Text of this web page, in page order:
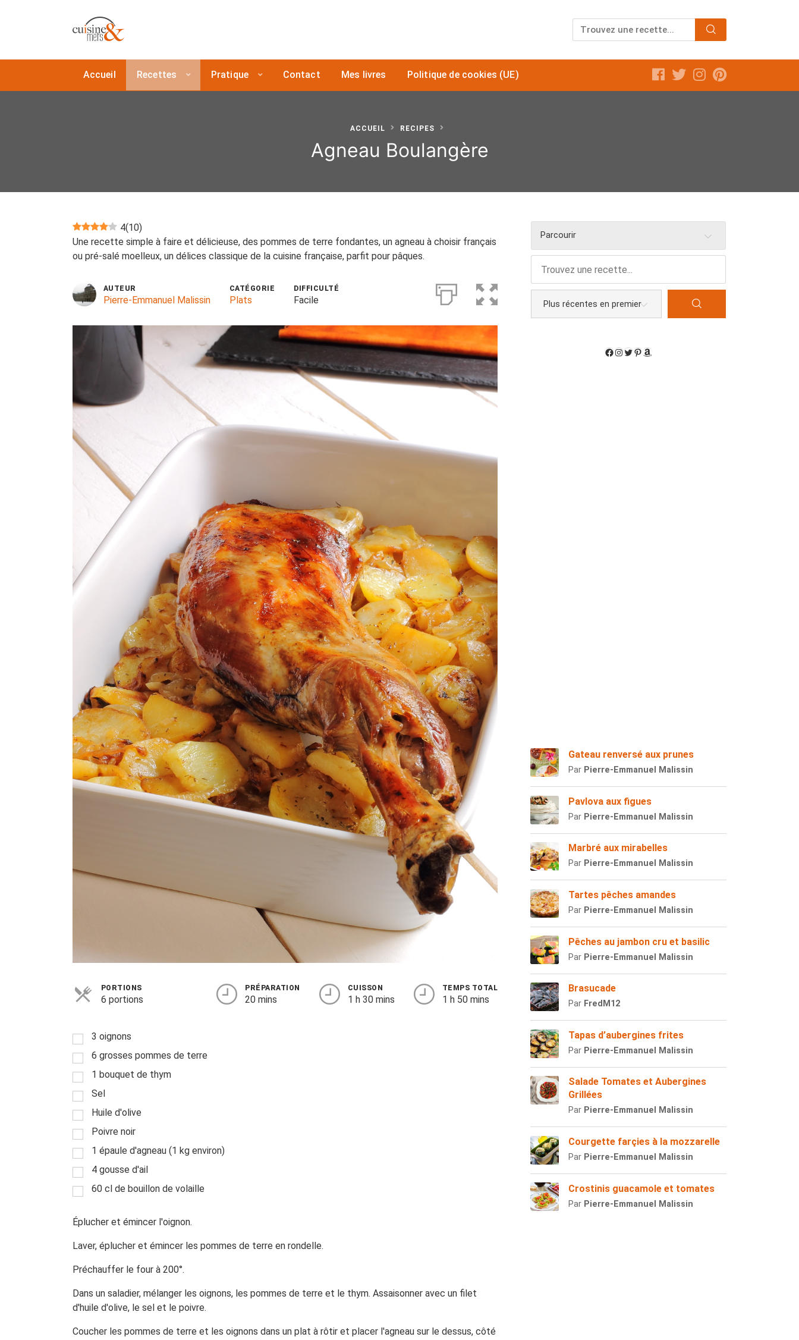
Accueil Recettes Pratique Contact Mes livres Politique de cookies (UE)
ACCUEIL RECIPES
Agneau Boulangère
4(10)
Une recette simple à faire et délicieuse, des pommes de terre fondantes, un agneau à choisir français
ou pré-salé moelleux, un délices classique de la cuisine française, parfit pour pâques.
AUTEUR
Pierre-Emmanuel Malissin
CATÉGORIE
Plats
DIFFICULTÉ
Facile
PORTIONS
6 portions
PRÉPARATION
20 mins
CUISSON
1 h 30 mins
TEMPS TOTAL
1 h 50 mins
3 oignons
6 grosses pommes de terre
1 bouquet de thym
Sel
Huile d'olive
Poivre noir
1 épaule d'agneau (1 kg environ)
4 gousse d'ail
60 cl de bouillon de volaille
Éplucher et émincer l'oignon.
Laver, éplucher et émincer les pommes de terre en rondelle.
Préchauffer le four à 200°.
Dans un saladier, mélanger les oignons, les pommes de terre et le thym. Assaisonner avec un filet
d'huile d'olive, le sel et le poivre.
Coucher les pommes de terre et les oignons dans un plat à rôtir et placer l'agneau sur le dessus, côté
Parcourir
Gateau renversé aux prunes
Par Pierre-Emmanuel Malissin
Pavlova aux figues
Par Pierre-Emmanuel Malissin
Marbré aux mirabelles
Par Pierre-Emmanuel Malissin
Tartes pêches amandes
Par Pierre-Emmanuel Malissin
Pêches au jambon cru et basilic
Par Pierre-Emmanuel Malissin
Brasucade
Par FredM12
Tapas d’aubergines frites
Par Pierre-Emmanuel Malissin
Salade Tomates et Aubergines
Grillées
Par Pierre-Emmanuel Malissin
Courgette farçies à la mozzarelle
Par Pierre-Emmanuel Malissin
Crostinis guacamole et tomates
Par Pierre-Emmanuel Malissin